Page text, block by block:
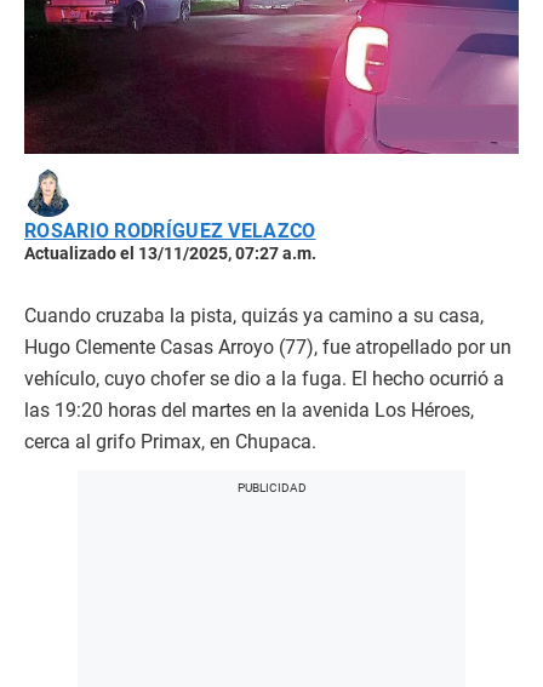
ROSARIO RODRÍGUEZ VELAZCO
Actualizado el 13/11/2025, 07:27 a.m.
Cuando cruzaba la pista, quizás ya camino a su casa,
Hugo Clemente Casas Arroyo (77), fue atropellado por un
vehículo, cuyo chofer se dio a la fuga. El hecho ocurrió a
las 19:20 horas del martes en la avenida Los Héroes,
cerca al grifo Primax, en Chupaca.